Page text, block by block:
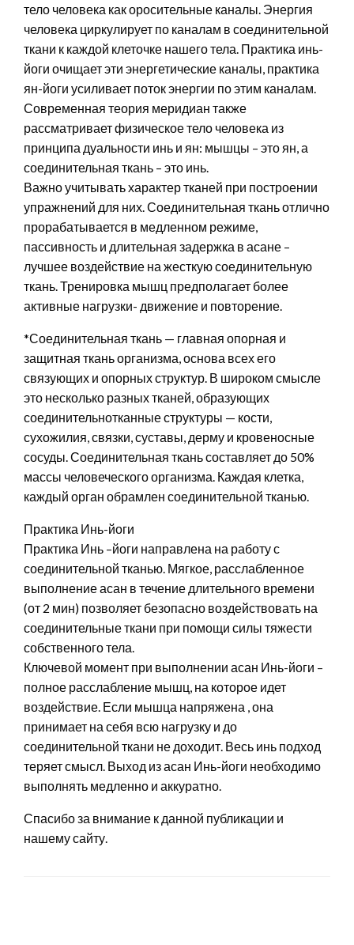
тело человека как оросительные каналы. Энергия
человека циркулирует по каналам в соединительной
ткани к каждой клеточке нашего тела. Практика инь-
йоги очищает эти энергетические каналы, практика
ян-йоги усиливает поток энергии по этим каналам.
Современная теория меридиан также
рассматривает физическое тело человека из
принципа дуальности инь и ян: мышцы – это ян, а
соединительная ткань – это инь.
Важно учитывать характер тканей при построении
упражнений для них. Соединительная ткань отлично
прорабатывается в медленном режиме,
пассивность и длительная задержка в асане –
лучшее воздействие на жесткую соединительную
ткань. Тренировка мышц предполагает более
активные нагрузки- движение и повторение.
*Соединительная ткань — главная опорная и
защитная ткань организма, основа всех его
связующих и опорных структур. В широком смысле
это несколько разных тканей, образующих
соединительнотканные структуры — кости,
сухожилия, связки, суставы, дерму и кровеносные
сосуды. Соединительная ткань составляет до 50%
массы человеческого организма. Каждая клетка,
каждый орган обрамлен соединительной тканью.
Практика Инь-йоги
Практика Инь –йоги направлена на работу с
соединительной тканью. Мягкое, расслабленное
выполнение асан в течение длительного времени
(от 2 мин) позволяет безопасно воздействовать на
соединительные ткани при помощи силы тяжести
собственного тела.
Ключевой момент при выполнении асан Инь-йоги –
полное расслабление мышц, на которое идет
воздействие. Если мышца напряжена , она
принимает на себя всю нагрузку и до
соединительной ткани не доходит. Весь инь подход
теряет смысл. Выход из асан Инь-йоги необходимо
выполнять медленно и аккуратно.
Спасибо за внимание к данной публикации и
нашему сайту.